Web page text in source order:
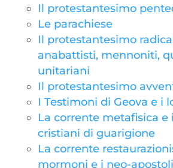
Il protestantesimo
Le parachiese
Il protestantesimo
anabattisti, mennoniti,
unitariani
Il protestantesimo
I Testimoni di Geova e i
La corrente metafisica
cristiani di guarigione
La corrente
mormoni e i neo-